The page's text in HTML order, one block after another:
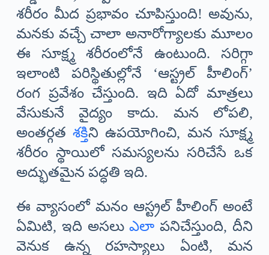
శరీరం మీద ప్రభావం చూపిస్తుంది! అవును,
మనకు వచ్చే చాలా అనారోగ్యాలకు మూలం
ఈ సూక్ష్మ శరీరంలోనే ఉంటుంది. సరిగ్గా
ఇలాంటి పరిస్థితుల్లోనే ‘ఆస్ట్రల్ హీలింగ్’
రంగ ప్రవేశం చేస్తుంది. ఇది ఏదో మాత్రలు
వేసుకునే వైద్యం కాదు. మన లోపలి,
అంతర్గతశక్తిని ఉపయోగించి, మన సూక్ష్మ
శరీరం స్థాయిలో సమస్యలను సరిచేసే ఒక
అద్భుతమైన పద్ధతి ఇది.
ఈ వ్యాసంలో మనం ఆస్ట్రల్ హీలింగ్ అంటే
ఏమిటి, ఇది అసలుఎలా పనిచేస్తుంది, దీని
వెనుక ఉన్న రహస్యాలు ఏంటి, మన